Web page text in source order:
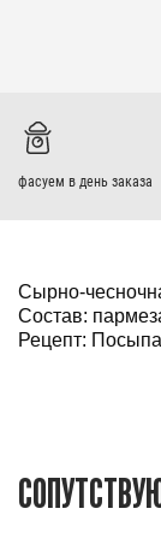
фасуем в день заказа
Сырно-
Состав:
Рецепт: